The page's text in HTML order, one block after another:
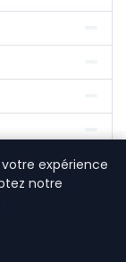
expérience
notre